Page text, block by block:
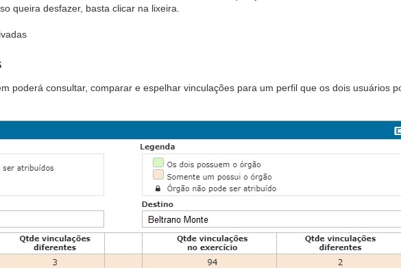
queira desfazer, basta clicar na lixeira.
poderá consultar, comparar e espelhar vinculações para um perfil que os dois usuários